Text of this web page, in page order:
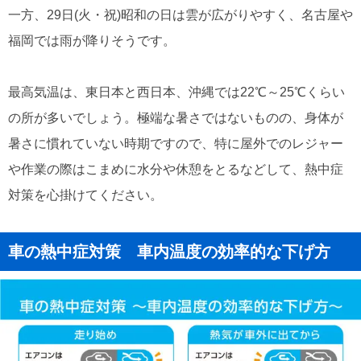
一方、29日(火・祝)昭和の日は雲が広がりやすく、名古屋や
福岡では雨が降りそうです。
最高気温は、東日本と西日本、沖縄では22℃～25℃くらい
の所が多いでしょう。極端な暑さではないものの、身体が
暑さに慣れていない時期ですので、特に屋外でのレジャー
や作業の際はこまめに水分や休憩をとるなどして、熱中症
対策を心掛けてください。
車の熱中症対策 車内温度の効率的な下げ方